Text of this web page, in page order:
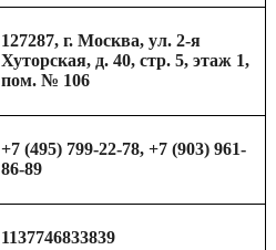
127287, г. Москва, ул. 2-я
Хуторская, д. 40, стр. 5, этаж 1,
пом. № 106
+7 (495) 799-22-78, +7 (903) 961-
86-89
1137746833839